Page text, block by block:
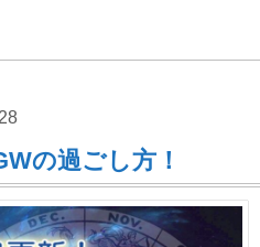
の過ごし方！